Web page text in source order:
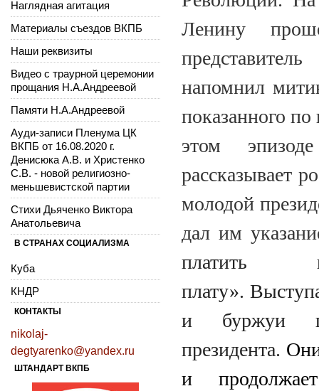
Ленину
напомнил
показанного
этом
рассказывает
молодой
дал им
платить
плату».
и буржуи
президента.
и
Наглядная агитация
Материалы съездов ВКПБ
Наши реквизиты
Видео с траурной церемонии
прощания Н.А.Андреевой
Памяти Н.А.Андреевой
Ауди-записи Пленума ЦК
ВКПБ от 16.08.2020 г.
Денисюка А.В. и Христенко
С.В. - новой религиозно-
меньшевистской партии
Стихи Дьяченко Виктора
Анатольевича
В СТРАНАХ СОЦИАЛИЗМА
Куба
КНДР
КОНТАКТЫ
nikolaj-
degtyarenko@yandex.ru
ШТАНДАРТ ВКПБ